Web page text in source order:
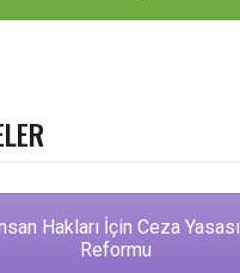
Hakları İçin Ceza Yasası
Reformu